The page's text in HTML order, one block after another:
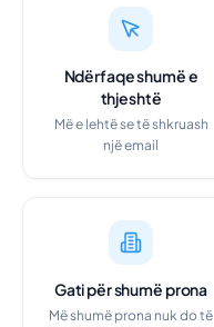
Ndërfaqe shumë e
thjeshtë
Më e lehtë se të shkruash
një email
Gati për shumë prona
Më shumë prona nuk do të